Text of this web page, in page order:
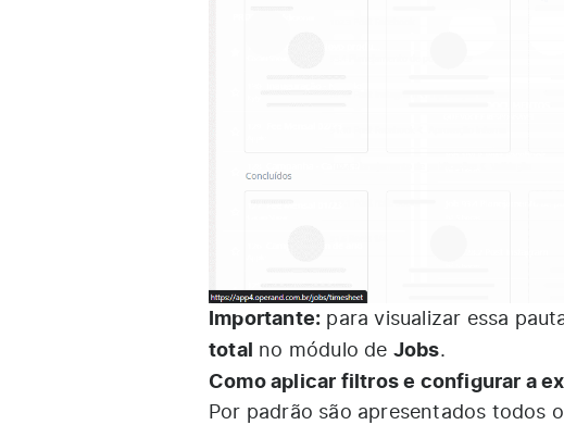
Importante: para visualizar essa
total no módulo de Jobs.
Como aplicar filtros e configurar a
Por padrão são apresentados todos